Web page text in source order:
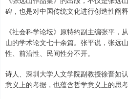
碑，也是对中国传统文化进行创造性阐
《社会科学论坛》原特约副主编张平，
山的学术论文七十余篇。张平说，张远
性、前沿性、民间性分不开。
诗人、深圳大学人文学院副教授徐晋如
意义上的考据，也蕴含哲学意义上的思考